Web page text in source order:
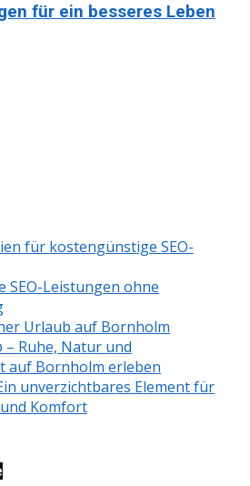
für ein besseres Leben
für kostengünstige SEO-
SEO-Leistungen ohne
Urlaub auf Bornholm
– Ruhe, Natur und
auf Bornholm erleben
unverzichtbares Element für
Komfort